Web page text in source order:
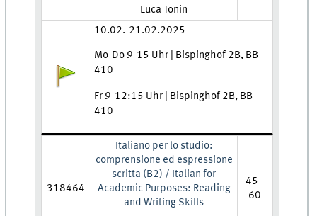
Lehrkraft:
Luca Tonin
Anmeldestatus:
Zeit und Ort:
10.02.-21.02.2025
Mo-Do 9-15 Uhr | Bispinghof 2B, BB
410
Fr 9-12:15 Uhr | Bispinghof 2B, BB
410
318464
Italiano per lo studio:
comprensione ed espressione
scritta (B2) / Italian for
Academic Purposes: Reading
and Writing Skills
45 -
60